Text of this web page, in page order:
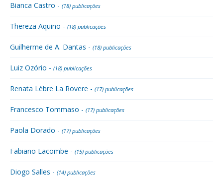
Bianca Castro - (18) publicações
Thereza Aquino - (18) publicações
Guilherme de A. Dantas - (18) publicações
Luiz Ozório - (18) publicações
Renata Lèbre La Rovere - (17) publicações
Francesco Tommaso - (17) publicações
Paola Dorado - (17) publicações
Fabiano Lacombe - (15) publicações
Diogo Salles - (14) publicações